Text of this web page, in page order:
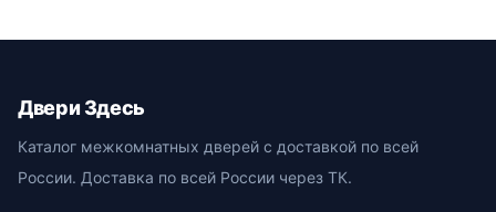
Двери Здесь
Каталог межкомнатных дверей с доставкой по всей
России. Доставка по всей России через ТК.